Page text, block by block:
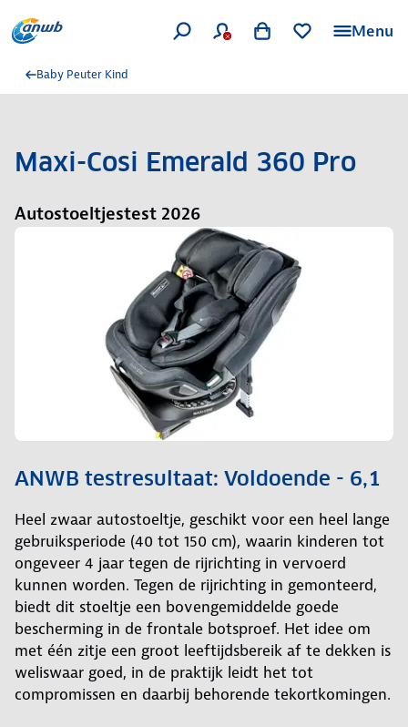
Menu
Baby Peuter Kind
Maxi-Cosi Emerald 360 Pro
Autostoeltjestest 2026
ANWB testresultaat: Voldoende - 6,1
Heel zwaar autostoeltje, geschikt voor een heel lange
gebruiksperiode (40 tot 150 cm), waarin kinderen tot
ongeveer 4 jaar tegen de rijrichting in vervoerd
kunnen worden. Tegen de rijrichting in gemonteerd,
biedt dit stoeltje een bovengemiddelde goede
bescherming in de frontale botsproef. Het idee om
met één zitje een groot leeftijdsbereik af te dekken is
weliswaar goed, in de praktijk leidt het tot
compromissen en daarbij behorende tekortkomingen.